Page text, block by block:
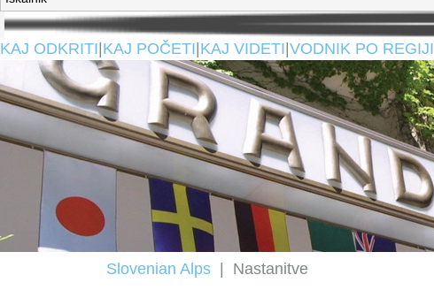
KAJ ODKRITI KAJ POČETI KAJ VIDETI VODNIK PO REGIJI
Slovenian Alps Nastanitve